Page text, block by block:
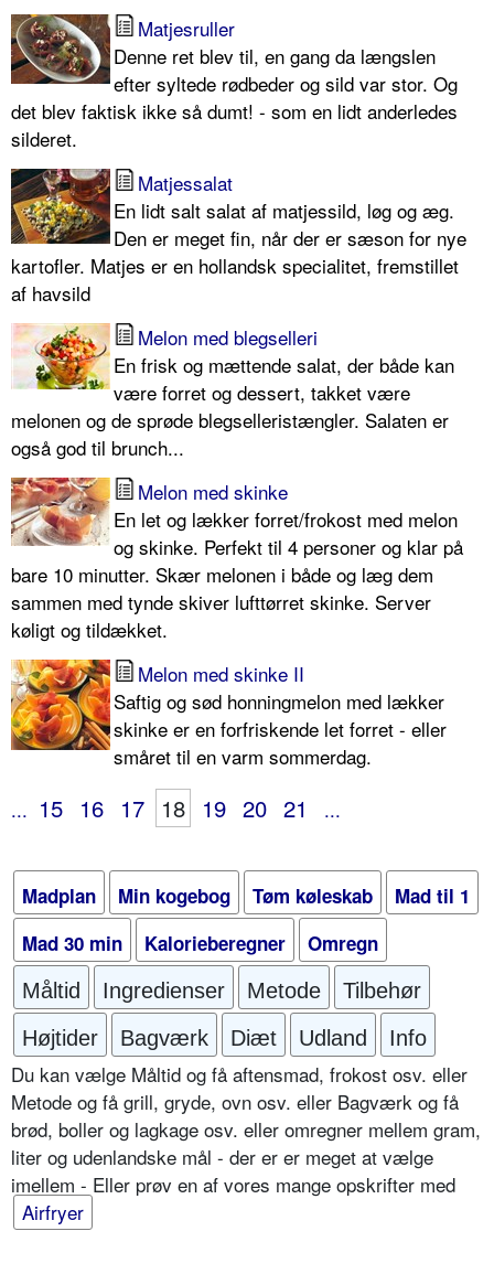
Matjesruller
Denne ret blev til, en gang da længslen
efter syltede rødbeder og sild var stor. Og
det blev faktisk ikke så dumt! - som en lidt anderledes
silderet.
Matjessalat
En lidt salt salat af matjessild, løg og æg.
Den er meget fin, når der er sæson for nye
kartofler. Matjes er en hollandsk specialitet, fremstillet
af havsild
Melon med blegselleri
En frisk og mættende salat, der både kan
være forret og dessert, takket være
melonen og de sprøde blegselleristængler. Salaten er
også god til brunch...
Melon med skinke
En let og lækker forret/frokost med melon
og skinke. Perfekt til 4 personer og klar på
bare 10 minutter. Skær melonen i både og læg dem
sammen med tynde skiver lufttørret skinke. Server
køligt og tildækket.
Melon med skinke II
Saftig og sød honningmelon med lækker
skinke er en forfriskende let forret - eller
småret til en varm sommerdag.
... 15 16 17 18 19 20 21 ...
Madplan Min kogebog Tøm køleskab
Mad til 1
Mad 30 min
Kalorieberegner Omregn
Måltid Ingredienser Metode
Tilbehør
Højtider
Bagværk Diæt Udland Info
Du kan vælge Måltid og få aftensmad, frokost osv. eller
Metode og få grill, gryde, ovn osv. eller Bagværk og få
brød, boller og lagkage osv. eller omregner mellem gram,
liter og udenlandske mål - der er er meget at vælge
imellem - Eller prøv en af vores mange opskrifter med
Airfryer